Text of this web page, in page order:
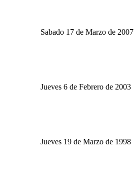
Sabado 17 de Marzo de 2007
Jueves 6 de Febrero de 2003
Jueves 19 de Marzo de 1998